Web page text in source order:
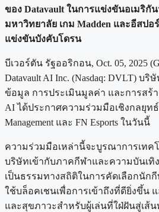
ของ Datavault ในการแข่งขันอเมริกั
มหาวิทยาลัย เกม Madden และอีสป
แข่งขันบังคับโดรน
บีเวอร์ตัน รัฐออริกอน, Oct. 05, 2025
Datavault AI Inc. (Nasdaq: DVLT) บ
ข้อมูล การประเมินมูลค่า และการสร้
AI ได้ประกาศความร่วมมือเชิงกลยุทธ์
Management และ FN Esports ในวันนี้
ความร่วมมือเหล่านี้จะบูรณาการเทค
บริษัทเข้ากับภาคกีฬาและความบันเทิ
เป็นธรรมทางสถิติในการคัดเลือกนัก
ใช้บล็อคเชนเพื่อการเข้าถึงที่ดียิ่งขึ้น
และสุขภาวะสำหรับผู้เล่นที่ใฝ่ฝันสู่เส้